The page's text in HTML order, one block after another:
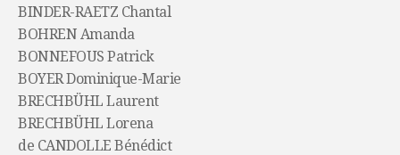
BINDER-RAETZ Chantal
BOHREN Amanda
BONNEFOUS Patrick
BOYER Dominique-Marie
BRECHBÜHL Laurent
BRECHBÜHL Lorena
de CANDOLLE Bénédict